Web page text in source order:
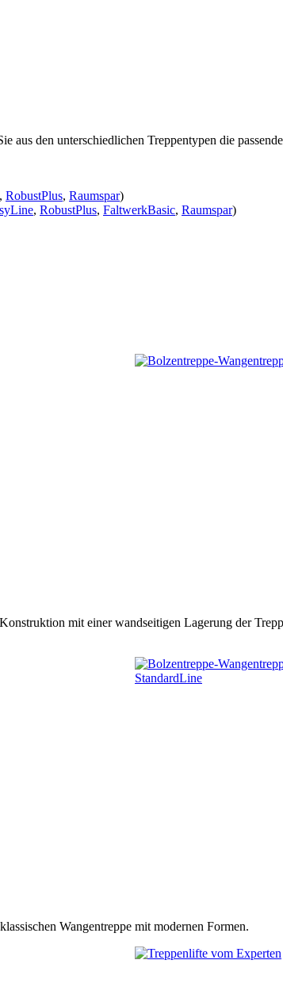
aus den unterschiedlichen Treppentypen die
, RobustPlus, Raumspar)
, RobustPlus, FaltwerkBasic, Raumspar)
mit einer wandseitigen Lagerung der
Wangentreppe mit modernen Formen.